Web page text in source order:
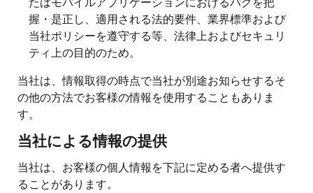
握・是正し、適用される法的要件、業界標準および
当社ポリシーを遵守する等、法律上およびセキュリ
ティ上の目的のため。
当社は、情報取得の時点で当社が別途お知らせするそ
の他の方法でお客様の情報を使用することもありま
す。
当社による情報の提供
当社は、お客様の個人情報を下記に定める者へ提供す
ることがあります。